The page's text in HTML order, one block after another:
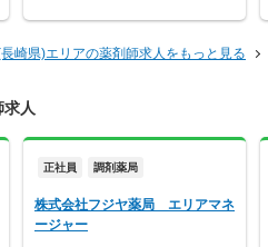
崎県)エリアの薬剤師求人をもっと見る
求人
正社員 調剤薬局
株式会社フジヤ薬局 エリアマネ
ージャー